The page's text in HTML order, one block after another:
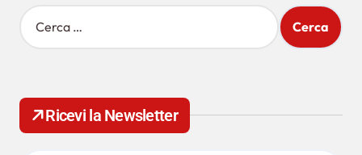
R
i
c
p
Ricevi la Newsletter